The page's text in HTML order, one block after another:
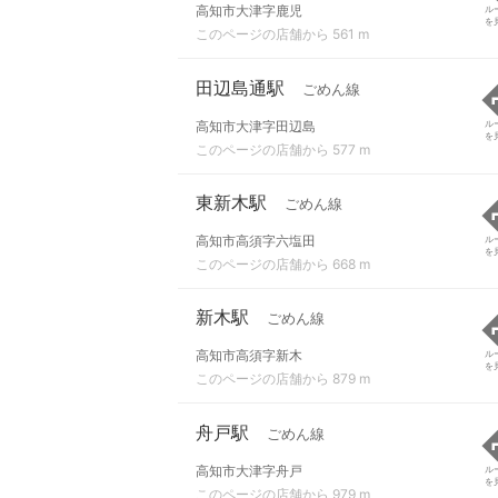
高知市大津字鹿児
このページの店舗から 561 m
ル
を
田辺島通駅 ごめん線
高知市大津字田辺島
このページの店舗から 577 m
ル
を
東新木駅 ごめん線
高知市高須字六塩田
このページの店舗から 668 m
ル
を
新木駅 ごめん線
高知市高須字新木
このページの店舗から 879 m
ル
を
舟戸駅 ごめん線
高知市大津字舟戸
このページの店舗から 979 m
ル
を